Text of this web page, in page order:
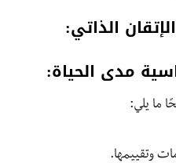
الذاتي:
مدى الحياة:
ما يلي:
وتقييمها.